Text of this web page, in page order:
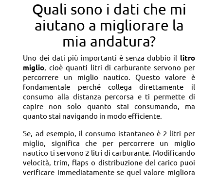
Quali sono i dati che mi
aiutano a migliorare la
mia andatura?
Uno dei dati più importanti è senza dubbio il litro
miglio, cioè quanti litri di carburante servono per
percorrere un miglio nautico. Questo valore è
fondamentale perché collega direttamente il
consumo alla distanza percorsa e ti permette di
capire non solo quanto stai consumando, ma
quanto stai navigando in modo efficiente.
Se, ad esempio, il consumo istantaneo è 2 litri per
miglio, significa che per percorrere un miglio
nautico ti servono 2 litri di carburante. Modificando
velocità, trim, flaps o distribuzione del carico puoi
verificare immediatamente se quel valore migliora